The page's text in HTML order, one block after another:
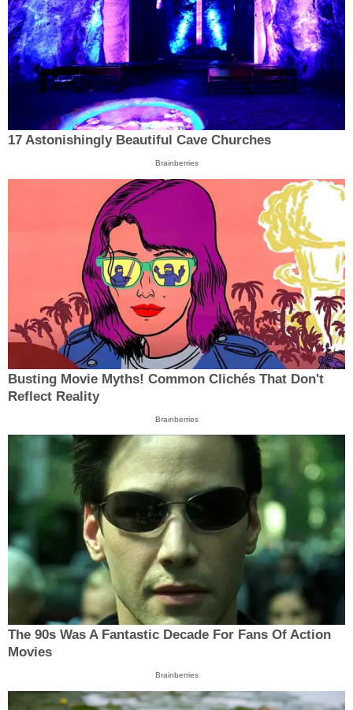
17 Astonishingly Beautiful Cave Churches
Brainberries
Busting Movie Myths! Common Clichés That Don't
Reflect Reality
Brainberries
The 90s Was A Fantastic Decade For Fans Of Action
Movies
Brainberries